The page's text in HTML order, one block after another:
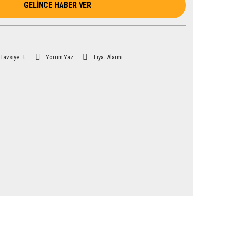
GELİNCE HABER VER
Tavsiye Et Yorum Yaz Fiyat Alarmı